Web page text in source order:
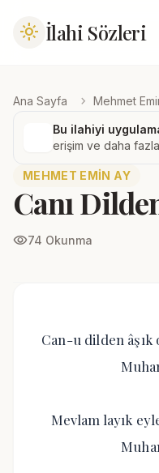
light_mode İlahi Sözleri
Ana Sayfa chevron_right
Bu ilahiyi
erişim ve daha
MEHMET EMIN AY
Canı
visibility74 Okunma
Can-u dilden âşık
Mevlam layık